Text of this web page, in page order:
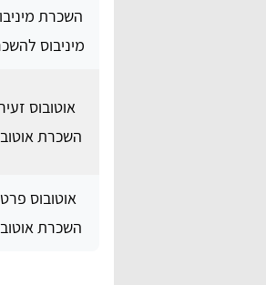
השכרת
מיניבוס
אוטובוס
השכרת
אוטובוס
השכרת